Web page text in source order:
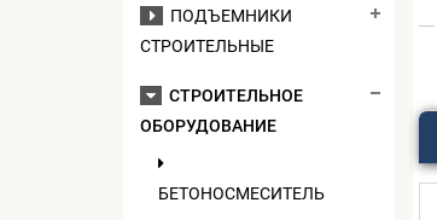
ПОДЪЕМНИКИ
СТРОИТЕЛЬНЫЕ
СТРОИТЕЛЬНОЕ
ОБОРУДОВАНИЕ
БЕТОНОСМЕСИТЕЛЬ